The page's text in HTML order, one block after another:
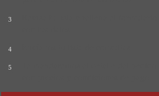
3
4
5